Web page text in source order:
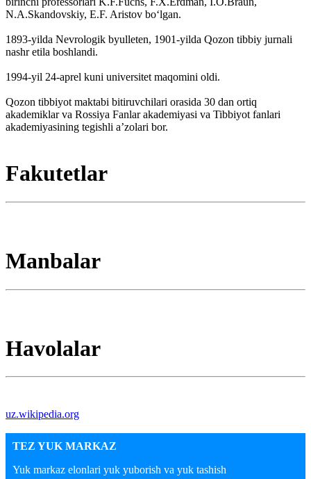
N.A.Skandovskiy, E.F. Aristov boʻlgan.
1893-yilda Nevrologik byulleten, 1901-yilda Qozon tibbiy jurnali
nashr etila boshlandi.
1994-yil 24-aprel kuni universitet maqomini oldi.
Qozon tibbiyot maktabi bitiruvchilari orasida 30 dan ortiq
akademiklar va Rossiya Fanlar akademiyasi va Tibbiyot fanlari
akademiyasining tegishli aʼzolari bor.
Fakutetlar
Manbalar
Havolalar
uz.wikipedia.org
TEZ YUK MARKAZ
Yuk markaz elonlari yuk yuborish va yuk tashish